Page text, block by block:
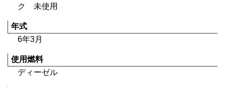
ク 未使用
年式
6年3月
使用燃料
ディーゼル